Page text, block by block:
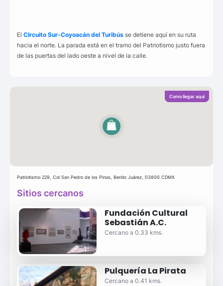
El Circuito Sur-Coyoacán del Turibús se detiene aquí en su ruta
hacia el norte. La parada está en el tramo del Patriotismo justo fuera
de las puertas del lado oeste a nivel de la calle.
Como llegar aquí
Patriotismo 229, Col San Pedro de los Pinos, Benito Juárez, 03800 CDMX
Sitios cercanos
Fundación Cultural
Sebastián A.C.
Cercano a 0.33 kms.
Pulquería La Pirata
Cercano a 0.41 kms.